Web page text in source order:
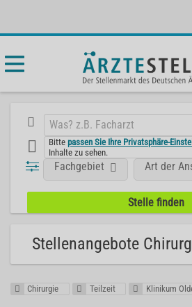
Bittepassen Sie Ihre Privatsphäre-
Inhalte zu sehen.
Fachgebiet Art der
Stellenangebote
Chirurgie Teilzeit Klinikum